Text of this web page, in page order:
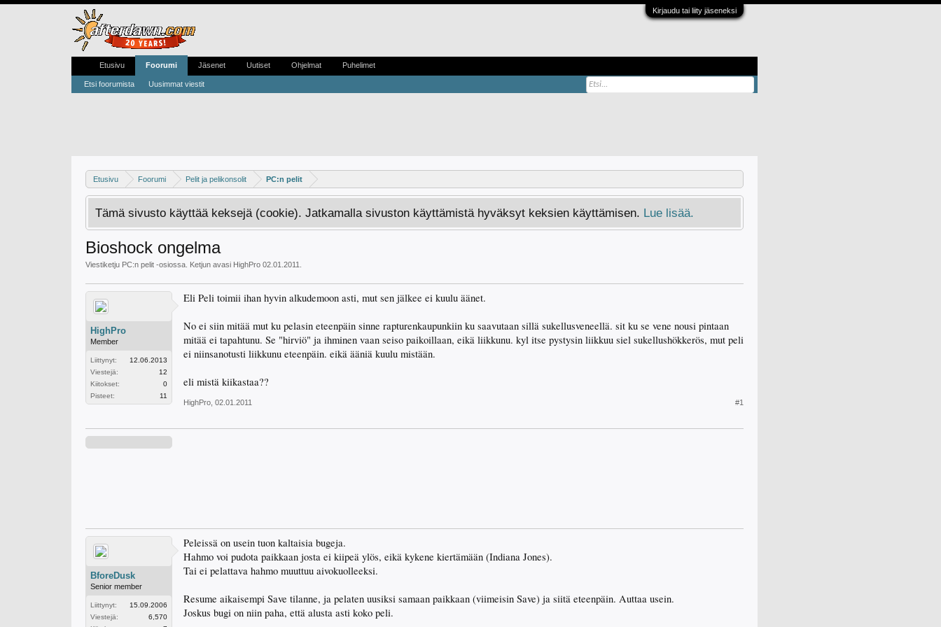
Kirjaudu tai liity jäseneksi
Etusivu Foorumi Pelit ja pelikonsolit PC:n pelit
Tämä sivusto käyttää keksejä (cookie). Jatkamalla sivuston käyttämistä hyväksyt keksien käyttämisen. Lue lisää.
Bioshock ongelma
Viestiketju PC:n pelit -osiossa. Ketjun avasi HighPro 02.01.2011
HighPro
Member
Liittynyt:
12.06.2013
Viestejä:
12
Kiitokset:
0
Pisteet:
11
Eli Peli toimii ihan hyvin alkudemoon asti, mut sen jälkee ei kuulu äänet.
No ei siin mitää mut ku pelasin eteenpäin sinne rapturenkaupunkiin ku saavutaan sillä sukellusveneellä. sit ku se vene nousi pintaan
mitää ei tapahtunu. Se "hirviö" ja ihminen vaan seiso paikoillaan, eikä liikkunu. kyl itse pystysin liikkuu siel sukellushökkerös, mut peli
ei niinsanotusti liikkunu eteenpäin. eikä ääniä kuulu mistään.
eli mistä kiikastaa??
HighPro 02.01.2011 #1
BforeDusk
Senior member
Liittynyt:
15.09.2006
Viestejä:
6,570
Peleissä on usein tuon kaltaisia bugeja.
Hahmo voi pudota paikkaan josta ei kiipeä ylös, eikä kykene kiertämään (Indiana Jones).
Tai ei pelattava hahmo muuttuu aivokuolleeksi.
Resume aikaisempi Save tilanne, ja pelaten uusiksi samaan paikkaan (viimeisin Save) ja siitä eteenpäin. Auttaa usein.
Joskus bugi on niin paha, että alusta asti koko peli.
Etusivu Foorumi
Etsi foorumista Uusimmat viestit
Jäsenet Uutiset Ohjelmat Puhelimet